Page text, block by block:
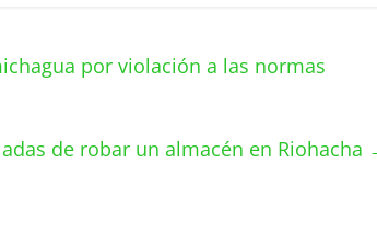
por violación a las normas
de robar un almacén en Riohacha